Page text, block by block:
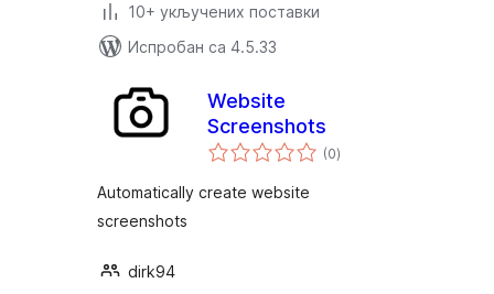
10+ укључених поставки
Испробан са 4.5.33
Website
Screenshots
(0укупних
оцена
)
Automatically create website
screenshots
dirk94